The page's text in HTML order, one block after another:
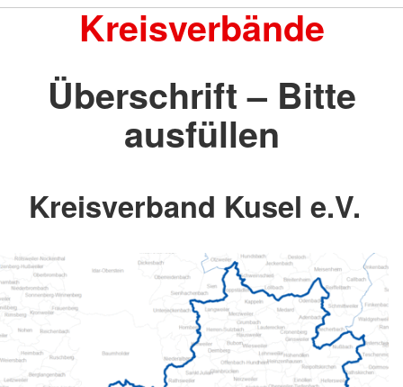
Kreisverbände
Überschrift – Bitte
ausfüllen
Kreisverband Kusel e.V.